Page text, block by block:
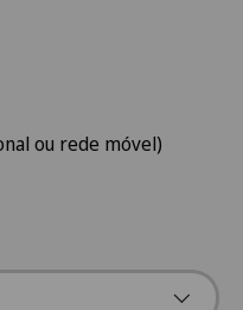
ou rede móvel)